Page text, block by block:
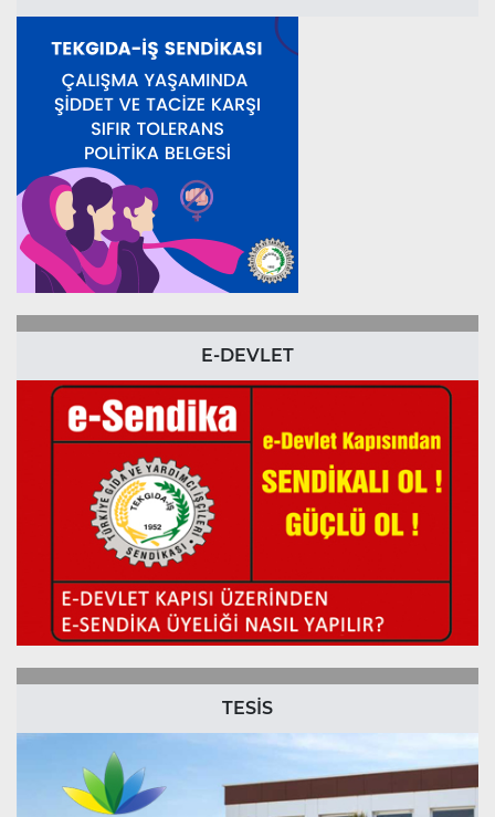
E-DEVLET
TESİS